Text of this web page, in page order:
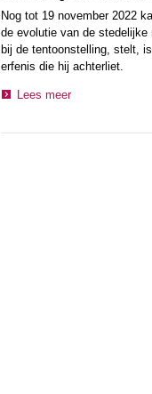
Nog tot 19 november 2022
de evolutie van de stedelijke
bij de tentoonstelling, stelt,
erfenis die hij achterliet.
Lees meer